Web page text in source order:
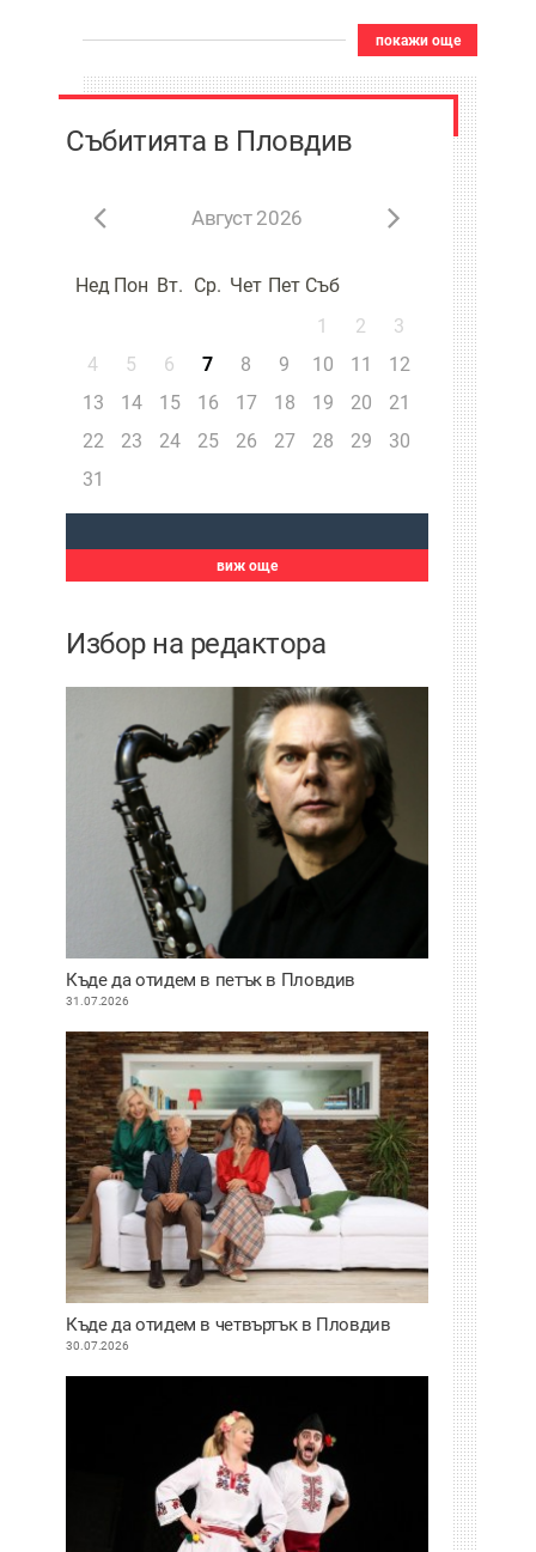
покажи още
Събитията в Пловдив
Август 2026
Нед Пон Вт. Ср. Чет Пет Съб
1
2
3
4
5 6 7 8 9 10 11
12
13
14 15 16 17 18 19 20
21
22
23 24 25 26 27 28 29
30
31
виж още
Избор на редактора
Къде да отидем в петък в Пловдив
31.07.2026
Къде да отидем в четвъртък в Пловдив
30.07.2026